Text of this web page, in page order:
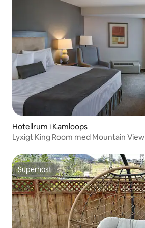
Hotellrum i Kamloops
Lyxigt King Room med Mountain View
Superhost
Superhost